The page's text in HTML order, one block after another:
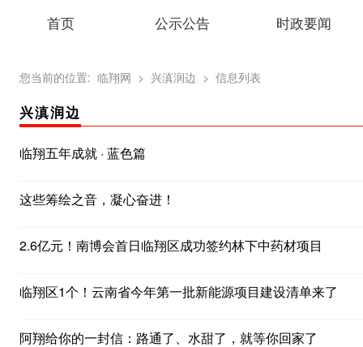
首页 公示公告 时政要闻
您当前的位置: 临翔网 > 兴滇润边 > 信息列表
兴滇润边
临翔五年成就 · 蓝色篇
这些筹绘之音，凝心奋进！
2.6亿元！南博会首日临翔区成功签约林下中药材项目
临翔区1个！云南省今年第一批新能源项目建设清单来了
阿翔给你的一封信：路通了、水甜了，就等你回家了